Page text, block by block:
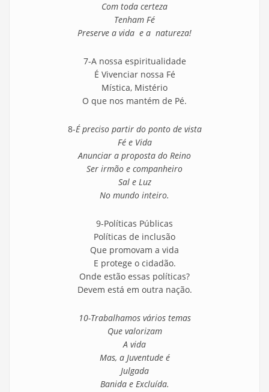
Com toda certeza
Tenham Fé
Preserve a vida e a natureza!
7-A nossa espiritualidade
É Vivenciar nossa Fé
Mística, Mistério
O que nos mantém de Pé.
8-É preciso partir do ponto de vista
Fé e Vida
Anunciar a proposta do Reino
Ser irmão e companheiro
Sal e Luz
No mundo inteiro.
9-Políticas Públicas
Políticas de inclusão
Que promovam a vida
E protege o cidadão.
Onde estão essas políticas?
Devem está em outra nação.
10-Trabalhamos vários temas
Que valorizam
A vida
Mas, a Juventude é
Julgada
Banida e Excluída.